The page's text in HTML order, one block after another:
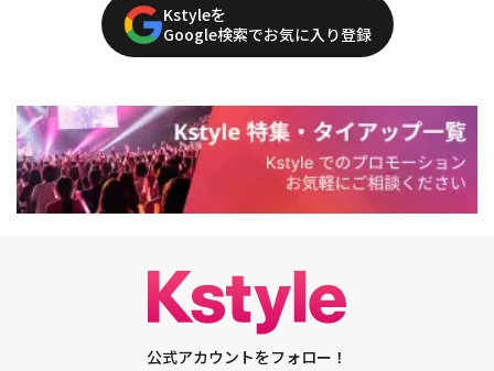
Kstyleを
Google検索でお気に入り登録
公式アカウントをフォロー！